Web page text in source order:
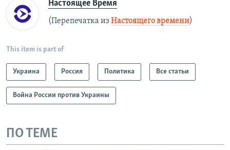
Настоящее Время
(Перепечатка из Настоящего времени)
This item is part of
Украина Россия Политика Все статьи
Война России против Украины
ПО ТЕМЕ